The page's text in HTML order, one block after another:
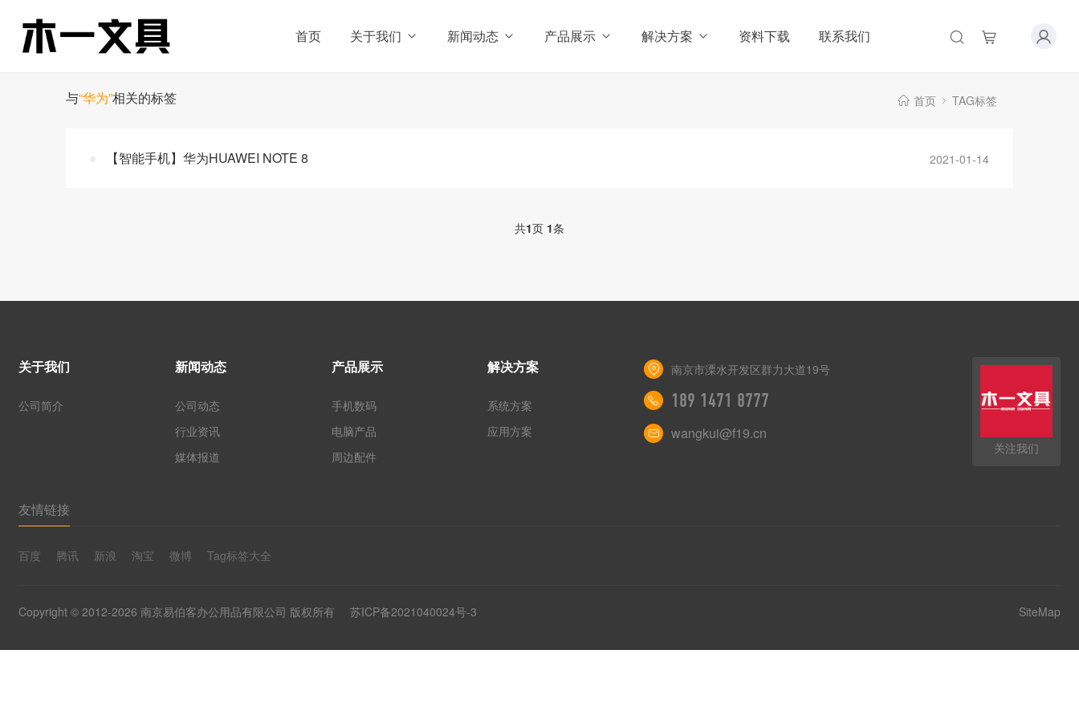
首页 关于我们 新闻动态 产品展示 解决方案 资料下载 联系我们
与“华为”相关的标签 首页 TAG标签
【智能手机】华为HUAWEI NOTE 8 2021-01-14
共1页 1条
关于我们
公司简介
新闻动态
公司动态
行业资讯
媒体报道
产品展示
手机数码
电脑产品
周边配件
解决方案
系统方案
应用方案
南京市溧水开发区群力大道19号
189 1471 8777
wangkui@f19.cn
关注我们
友情链接
百度 腾讯 新浪 淘宝 微博 Tag标签大全
Copyright © 2012-2026 南京易伯客办公用品有限公司 版权所有 苏ICP备2021040024号-3 SiteMap